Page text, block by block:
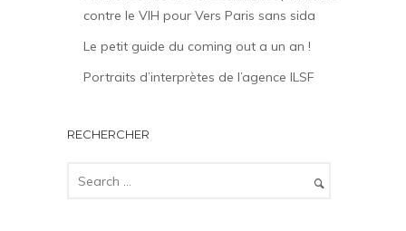
contre le VIH pour Vers Paris sans sida
Le petit guide du coming out a un an !
Portraits d’interprètes de l’agence ILSF
RECHERCHER